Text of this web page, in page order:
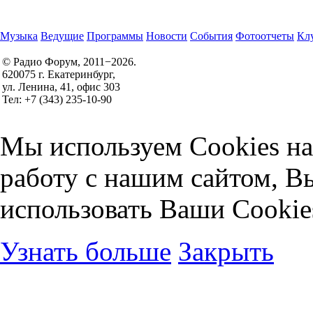
Музыка Ведущие Программы Новости События Фотоотчеты
© Радио Форум, 2011−2026.
620075 г. Екатеринбург,
ул. Ленина, 41, офис 303
Тел: +7 (343) 235-10-90
Мы используем Cookies
работу с нашим сайтом,
использовать Ваши
Узнать больше Закрыть